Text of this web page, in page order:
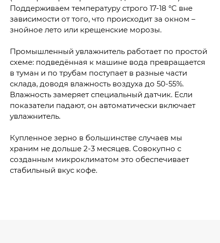
Поддерживаем температуру строго 17-18 °C вне
зависимости от того, что происходит за окном –
знойное лето или крещенские морозы.
Промышленный увлажнитель работает по простой
схеме: подведённая к машине вода превращается
в туман и по трубам поступает в разные части
склада, доводя влажность воздуха до 50-55%.
Влажность замеряет специальный датчик. Если
показатели падают, он автоматически включает
увлажнитель.
Купленное зерно в большинстве случаев мы
храним не дольше 2-3 месяцев. Совокупно с
созданным микроклиматом это обеспечивает
стабильный вкус кофе.